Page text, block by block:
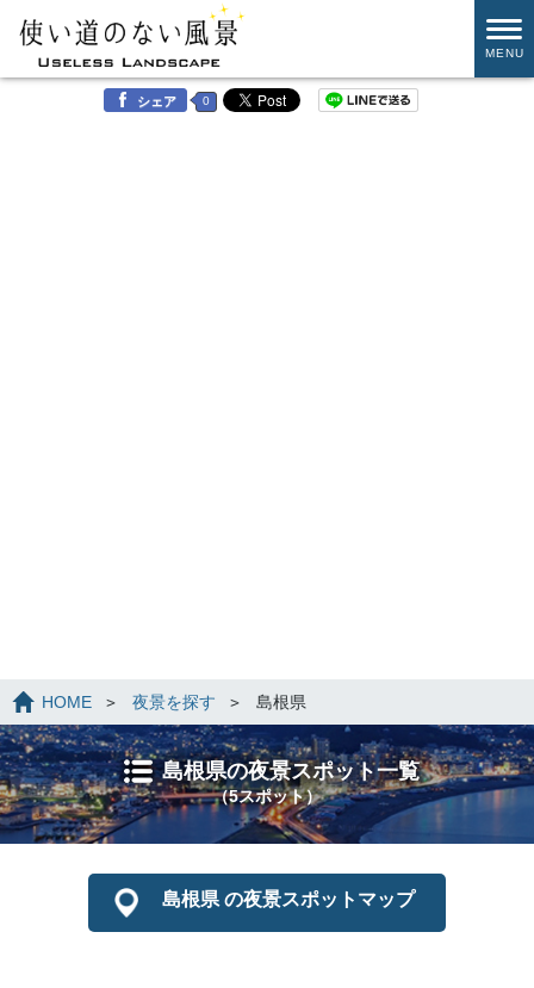
MENU
シェア 0
HOME 夜景を探す 島根県
島根県の夜景スポット一覧
（5スポット）
島根県 の夜景スポットマップ